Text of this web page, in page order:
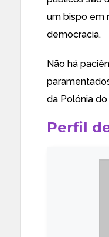
um bispo em
democracia.
Não há
da Polónia
Perfil